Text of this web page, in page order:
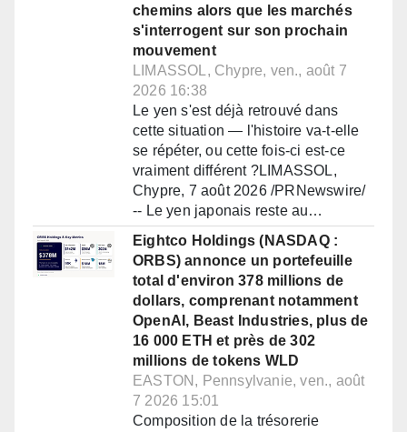
chemins alors que les marchés
s'interrogent sur son prochain
mouvement
LIMASSOL, Chypre, ven., août 7
2026 16:38
Le yen s'est déjà retrouvé dans
cette situation — l'histoire va-t-elle
se répéter, ou cette fois-ci est-ce
vraiment différent ?LIMASSOL,
Chypre, 7 août 2026 /PRNewswire/
-- Le yen japonais reste au…
Eightco Holdings (NASDAQ :
ORBS) annonce un portefeuille
total d'environ 378 millions de
dollars, comprenant notamment
OpenAI, Beast Industries, plus de
16 000 ETH et près de 302
millions de tokens WLD
EASTON, Pennsylvanie, ven., août
7 2026 15:01
Composition de la trésorerie